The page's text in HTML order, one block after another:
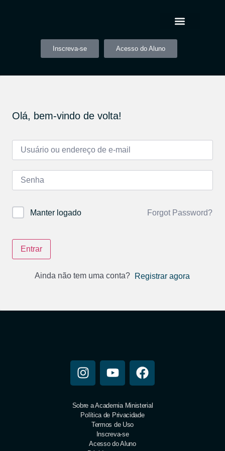
Inscreva-se Acesso do Aluno
Olá, bem-vindo de volta!
Manter logado Forgot Password?
Entrar
Ainda não tem uma conta? Registrar agora
Sobre a Academia Ministerial
Política de Privacidade
Termos de Uso
Inscreva-se
Acesso do Aluno